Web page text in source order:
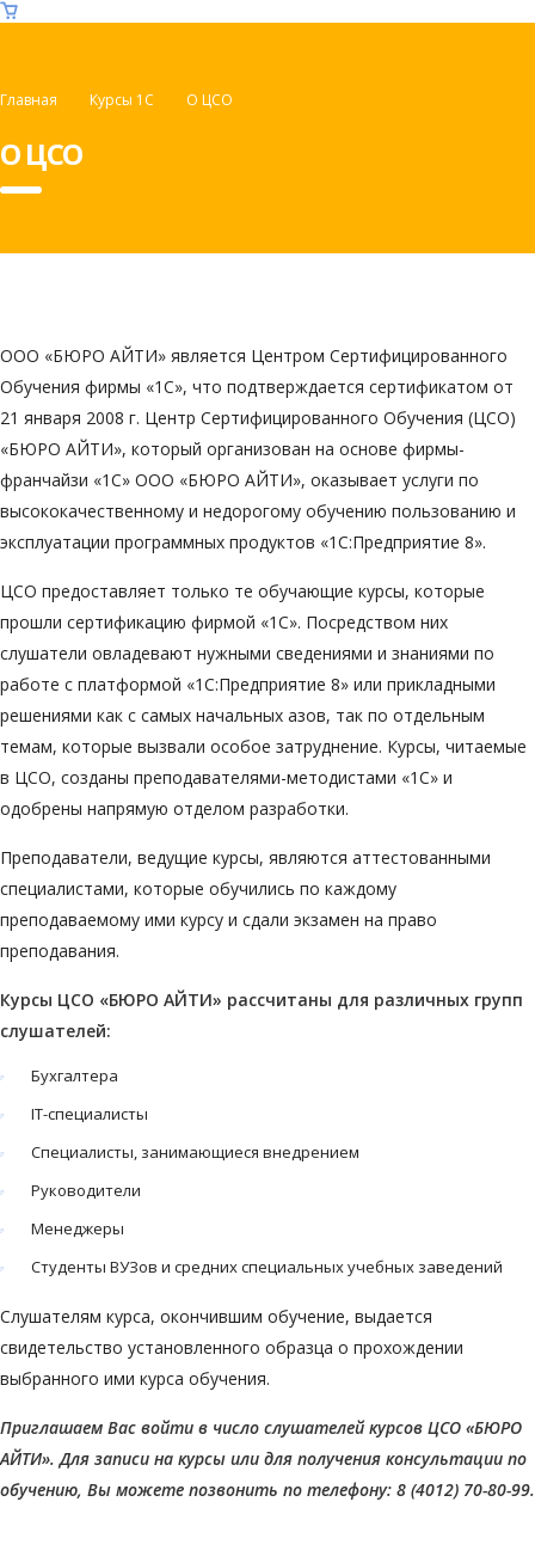
Главная Курсы 1C О ЦСО
О ЦСО
ООО «БЮРО АЙТИ» является Центром Сертифицированного
Обучения фирмы «1С», что подтверждается сертификатом от
21 января 2008 г. Центр Сертифицированного Обучения (ЦСО)
«БЮРО АЙТИ», который организован на основе фирмы-
франчайзи «1С» ООО «БЮРО АЙТИ», оказывает услуги по
высококачественному и недорогому обучению пользованию и
эксплуатации программных продуктов «1С:Предприятие 8».
ЦСО предоставляет только те обучающие курсы, которые
прошли сертификацию фирмой «1С». Посредством них
слушатели овладевают нужными сведениями и знаниями по
работе с платформой «1С:Предприятие 8» или прикладными
решениями как с самых начальных азов, так по отдельным
темам, которые вызвали особое затруднение. Курсы, читаемые
в ЦСО, созданы преподавателями-методистами «1С» и
одобрены напрямую отделом разработки.
Преподаватели, ведущие курсы, являются аттестованными
специалистами, которые обучились по каждому
преподаваемому ими курсу и сдали экзамен на право
преподавания.
Курсы ЦСО «БЮРО АЙТИ» рассчитаны для различных групп
слушателей:
Бухгалтера
IT-специалисты
Специалисты, занимающиеся внедрением
Руководители
Менеджеры
Студенты ВУЗов и средних специальных учебных заведений
Слушателям курса, окончившим обучение, выдается
свидетельство установленного образца о прохождении
выбранного ими курса обучения.
Приглашаем Вас войти в число слушателей курсов ЦСО «БЮРО
АЙТИ». Для записи на курсы или для получения консультации по
обучению, Вы можете позвонить по телефону: 8 (4012) 70-80-99.